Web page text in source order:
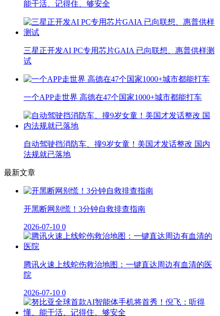
能干活、记得住、够安全
三星正开发AI PC专用芯片GAIA 已向联想、惠普供样测
试
一个APP走世界 高德在47个国家1000+城市都能打车
自动驾驶挡消防车、撞9岁女童！美国才发话整改 国内
法规就已落地
最新文章
开黑断网别慌！3分钟自救排查指南
2026-07-10 0
腾讯火速上线蛇伤救治地图：一键直达周边有血清的医
院
2026-07-10 0